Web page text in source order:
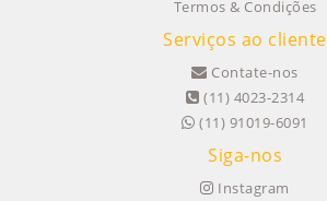
Termos & Condições
Serviços ao cliente
Contate-nos
(11) 4023-2314
(11) 91019-6091
Siga-nos
Instagram